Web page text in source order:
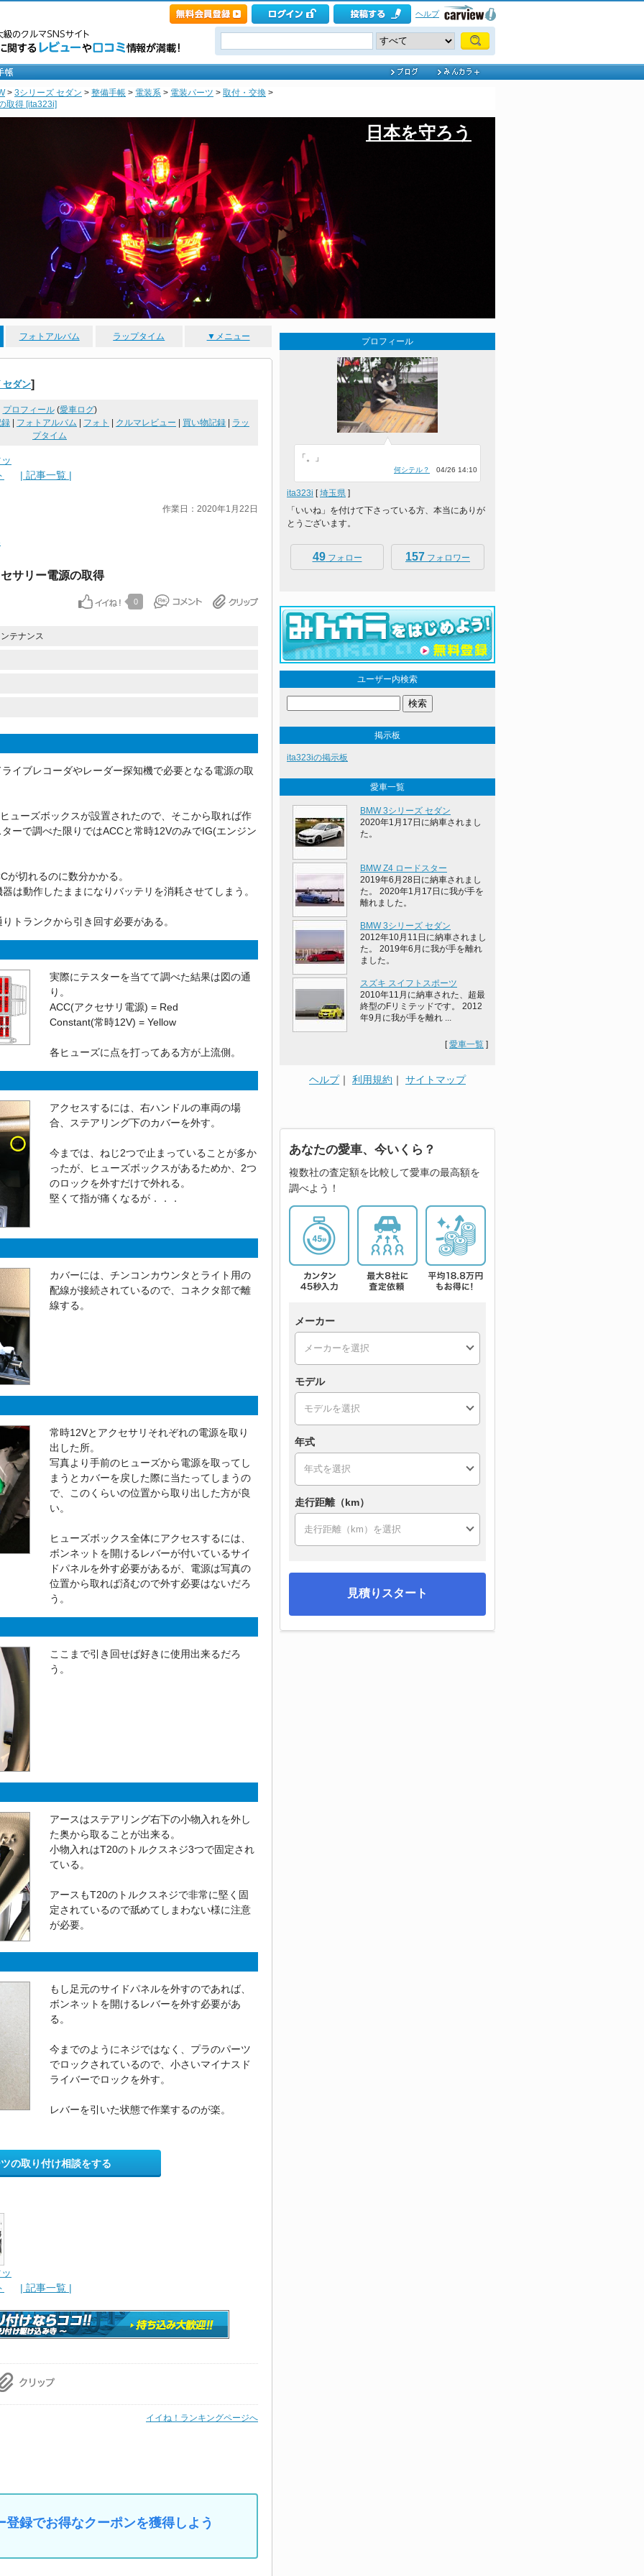
ヘルプ
> 3シリーズ セダン > 整備手帳 > 電装系 > 電装パーツ > 取付・交換 >
取得 [ita323i]
日本を守ろう
フォトアルバム ラップタイム ▼メニュー
セダン]
プロフィール(愛車ログ)
フォトアルバム フォト クルマレビュー 買い物記録
ラッ
プタイム
| 記事一覧 |
作業日：2020年1月22日
サリー電源の取得
0
テナンス
イブレコーダやレーダー探知機で必要となる電源の取
ューズボックスが設置されたので、そこから取れば作
ーで調べた限りではACCと常時12VのみでIG(エンジン
切れるのに数分かかる。
は動作したままになりバッテリを消耗させてしまう。
トランクから引き回す必要がある。
実際にテスターを当てて調べた結果は図の通
り。
ACC(アクセサリ電源) = Red
Constant(常時12V) = Yellow
各ヒューズに点を打ってある方が上流側。
アクセスするには、右ハンドルの車両の場
合、ステアリング下のカバーを外す。
今までは、ねじ2つで止まっていることが多か
ったが、ヒューズボックスがあるためか、2つ
のロックを外すだけで外れる。
堅くて指が痛くなるが．．．
カバーには、チンコンカウンタとライト用の
配線が接続されているので、コネクタ部で離
線する。
常時12Vとアクセサリそれぞれの電源を取り
出した所。
写真より手前のヒューズから電源を取ってし
まうとカバーを戻した際に当たってしまうの
で、このくらいの位置から取り出した方が良
い。
ヒューズボックス全体にアクセスするには、
ボンネットを開けるレバーが付いているサイ
ドパネルを外す必要があるが、電源は写真の
位置から取れば済むので外す必要はないだろ
う。
ここまで引き回せば好きに使用出来るだろ
う。
アースはステアリング右下の小物入れを外し
た奥から取ることが出来る。
小物入れはT20のトルクスネジ3つで固定され
ている。
アースもT20のトルクスネジで非常に堅く固
定されているので舐めてしまわない様に注意
が必要。
もし足元のサイドパネルを外すのであれば、
ボンネットを開けるレバーを外す必要があ
る。
今までのようにネジではなく、プラのパーツ
でロックされているので、小さいマイナスド
ライバーでロックを外す。
レバーを引いた状態で作業するのが楽。
の取り付け相談をする
| 記事一覧 |
イイね！ランキングページへ
録でお得なクーポンを獲得しよう
プロフィール
「。」
何シテル？ 04/26 14:10
ita323i [埼玉県 ]
「いいね」を付けて下さっている方、本当にありが
とうございます。
49フォロー 157 フォロワー
ユーザー内検索
掲示板
ita323iの掲示板
愛車一覧
BMW 3シリーズ セダン
2020年1月17日に納車されまし
た。
BMW Z4 ロードスター
2019年6月28日に納車されまし
た。 2020年1月17日に我が手を
離れました。
BMW 3シリーズ セダン
2012年10月11日に納車されまし
た。 2019年6月に我が手を離れ
ました。
スズキ スイフトスポーツ
2010年11月に納車された、超最
終型のFリミテッドです。 2012
年9月に我が手を離れ ...
[愛車一覧 ]
ヘルプ｜ 利用規約 ｜ サイトマップ
あなたの愛車、今いくら？
複数社の査定額を比較して愛車の最高額を
調べよう！
メーカー
モデル
年式
走行距離（km）
見積りスタート